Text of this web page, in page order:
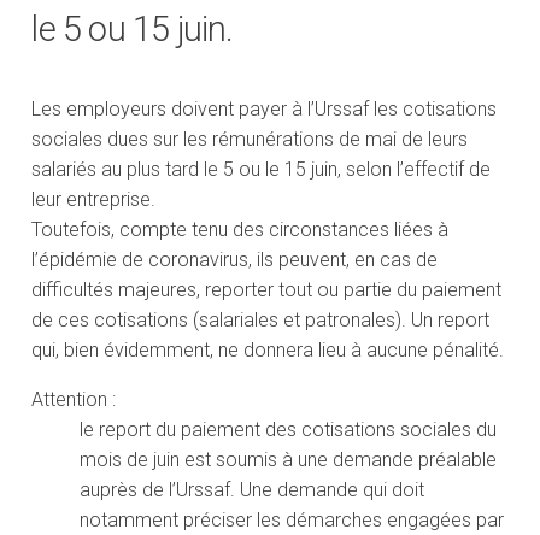
le 5 ou 15 juin.
Les employeurs doivent payer à l’Urssaf les cotisations
sociales dues sur les rémunérations de mai de leurs
salariés au plus tard le 5 ou le 15 juin, selon l’effectif de
leur entreprise.
Toutefois, compte tenu des circonstances liées à
l’épidémie de coronavirus, ils peuvent, en cas de
difficultés majeures, reporter tout ou partie du paiement
de ces cotisations (salariales et patronales). Un report
qui, bien évidemment, ne donnera lieu à aucune pénalité.
Attention :
le report du paiement des cotisations sociales du
mois de juin est soumis à une demande préalable
auprès de l’Urssaf. Une demande qui doit
notamment préciser les démarches engagées par